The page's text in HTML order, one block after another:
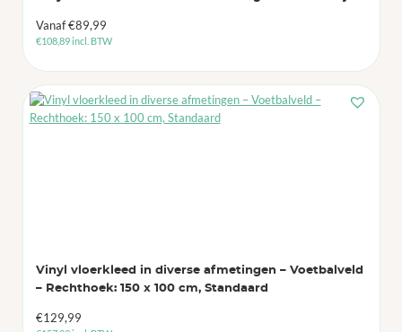
Vanaf€89,99
€108,89incl. BTW
Vinyl vloerkleed in diverse afmetingen – Voetbalveld
– Rechthoek: 150 x 100 cm, Standaard
€129,99